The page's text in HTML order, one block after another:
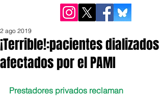
¡Terrible!:pacientes dializados
afectados por el PAMI
2 ago 2019
Prestadores privados reclaman